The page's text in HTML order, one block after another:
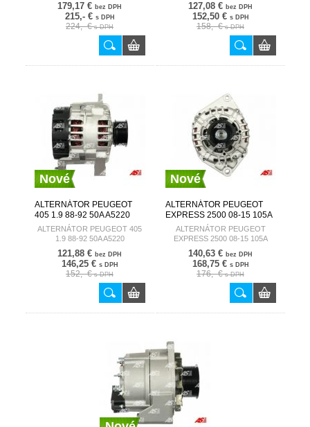
179,17 € bez DPH
215,- € s DPH
224,- €s DPH
127,08 € bez DPH
152,50 € s DPH
158,- €s DPH
Nové
ALTERNÁTOR PEUGEOT
405 1.9 88-92 50A A5220
AUTOSTARTER
ALTERNÁTOR PEUGEOT 405
1.9 88-92 50A A5220
121,88 € bez DPH
146,25 € s DPH
152,- €s DPH
Nové
ALTERNÁTOR PEUGEOT
EXPRESS 2500 08-15 105A
A0466 AUTOSTARTER
ALTERNÁTOR PEUGEOT
EXPRESS 2500 08-15 105A
A0466
140,63 € bez DPH
168,75 € s DPH
176,- €s DPH